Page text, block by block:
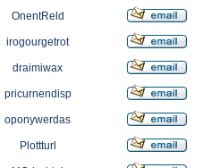
OnentReld
irogourgetrot
draimiwax
pricurnendisp
oponywerdas
Plottturl